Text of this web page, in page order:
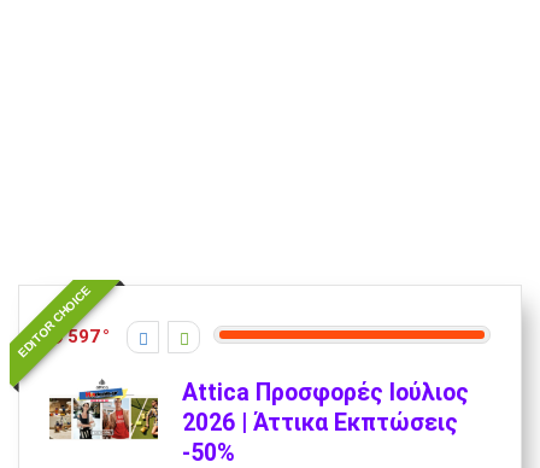
EDITOR CHOICE
597
Attica Προσφορές Ιούλιος
2026 | Άττικα Εκπτώσεις
-50%